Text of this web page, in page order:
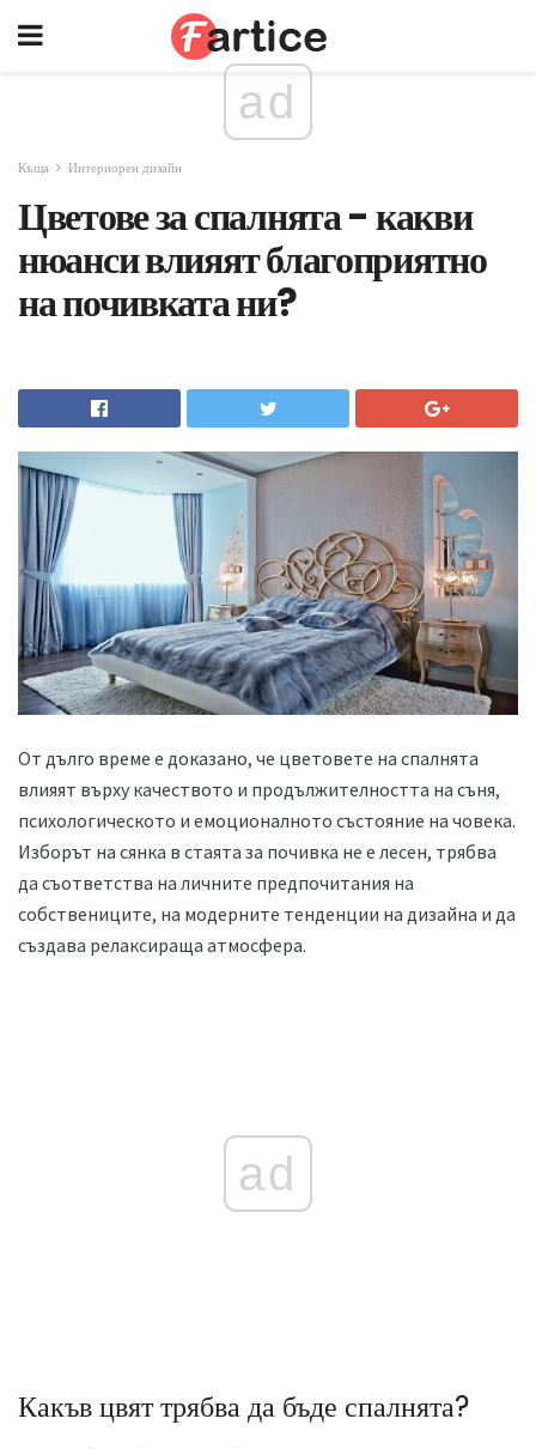
ad
Къща Интериорен дизайн
Цветове за спалнята - какви
нюанси влияят благоприятно
на почивката ни?
От дълго време е доказано, че цветовете на спалнята
влияят върху качеството и продължителността на съня,
психологическото и емоционалното състояние на човека.
Изборът на сянка в стаята за почивка не е лесен, трябва
да съответства на личните предпочитания на
собствениците, на модерните тенденции на дизайна и да
създава релаксираща атмосфера.
ad
Какъв цвят трябва да бъде спалнята?